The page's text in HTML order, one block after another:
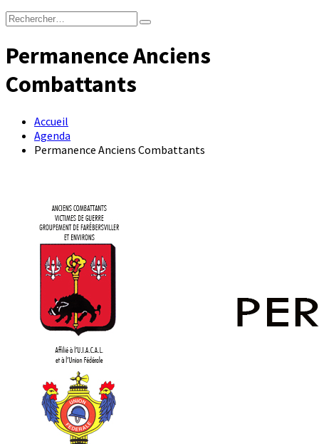
Permanence Anciens
Combattants
Accueil
Agenda
Permanence Anciens Combattants